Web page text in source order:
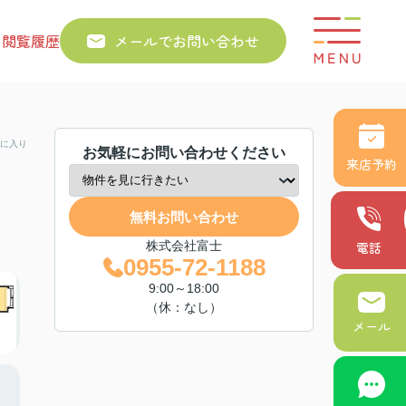
閲覧履歴 メールでお問い合わせ
来店予約
電話
メール
入り
お気軽にお問い合わせください
無料お問い合わせ
株式会社富士
0955-72-1188
9:00～18:00
（休：なし）